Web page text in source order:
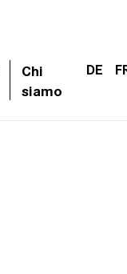
Chi
siamo
DE